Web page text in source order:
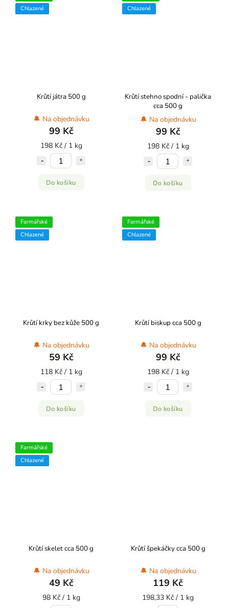
Chlazené
Krůtí játra 500 g
🔔 Na objednávku
99 Kč
198 Kč / 1 kg
Do košíku
Chlazené
Krůtí stehno spodní - palička
cca 500 g
🔔 Na objednávku
99 Kč
198 Kč / 1 kg
Do košíku
Farmářské
Chlazené
Krůtí krky bez kůže 500 g
🔔 Na objednávku
59 Kč
118 Kč / 1 kg
Do košíku
Farmářské
Chlazené
Krůtí biskup cca 500 g
🔔 Na objednávku
99 Kč
198 Kč / 1 kg
Do košíku
Farmářské
Chlazené
Krůtí skelet cca 500 g
🔔 Na objednávku
49 Kč
98 Kč / 1 kg
Krůtí špekáčky cca 500 g
🔔 Na objednávku
119 Kč
198,33 Kč / 1 kg